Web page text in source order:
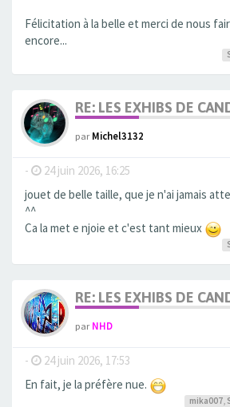
Félicitation à la belle et merci de nous
encore...
RE: LES EXHIBS DE
parMichel3132
- 24 juin 2026, 16:25
jouet de belle taille, que je n'ai jamais
^^
Ca la met e njoie et c'est tant mieux
RE: LES EXHIBS DE
parNHD
- 24 juin 2026, 17:53
En fait, je la préfère nue.
mika007